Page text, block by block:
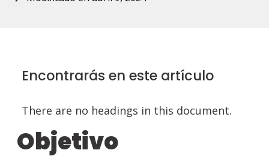
Encontrarás en este artículo
There are no headings in this document.
Objetivo